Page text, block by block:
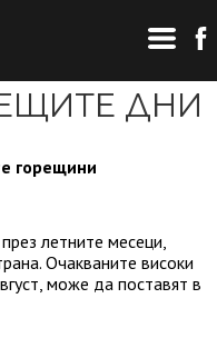
ДНИ
горещини
летните месеци,
Очакваните високи
може да поставят в